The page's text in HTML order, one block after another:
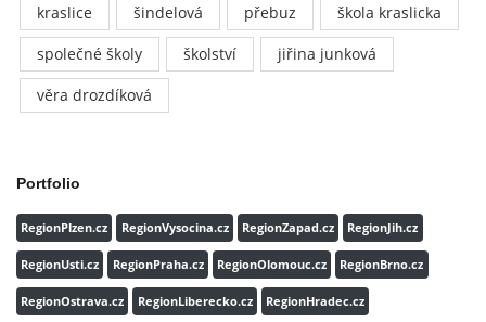
kraslice šindelová přebuz
škola kraslicka
společné školy
školství
jiřina junková
věra drozdíková
Portfolio
RegionPlzen.cz RegionVysocina.cz RegionZapad.cz RegionJih.cz
RegionUsti.cz RegionPraha.cz RegionOlomouc.cz RegionBrno.cz
RegionOstrava.cz RegionLiberecko.cz RegionHradec.cz